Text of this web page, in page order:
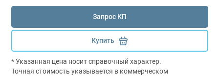
Запрос КП
Купить
* Указанная цена носит справочный характер.
Точная стоимость указывается в коммерческом